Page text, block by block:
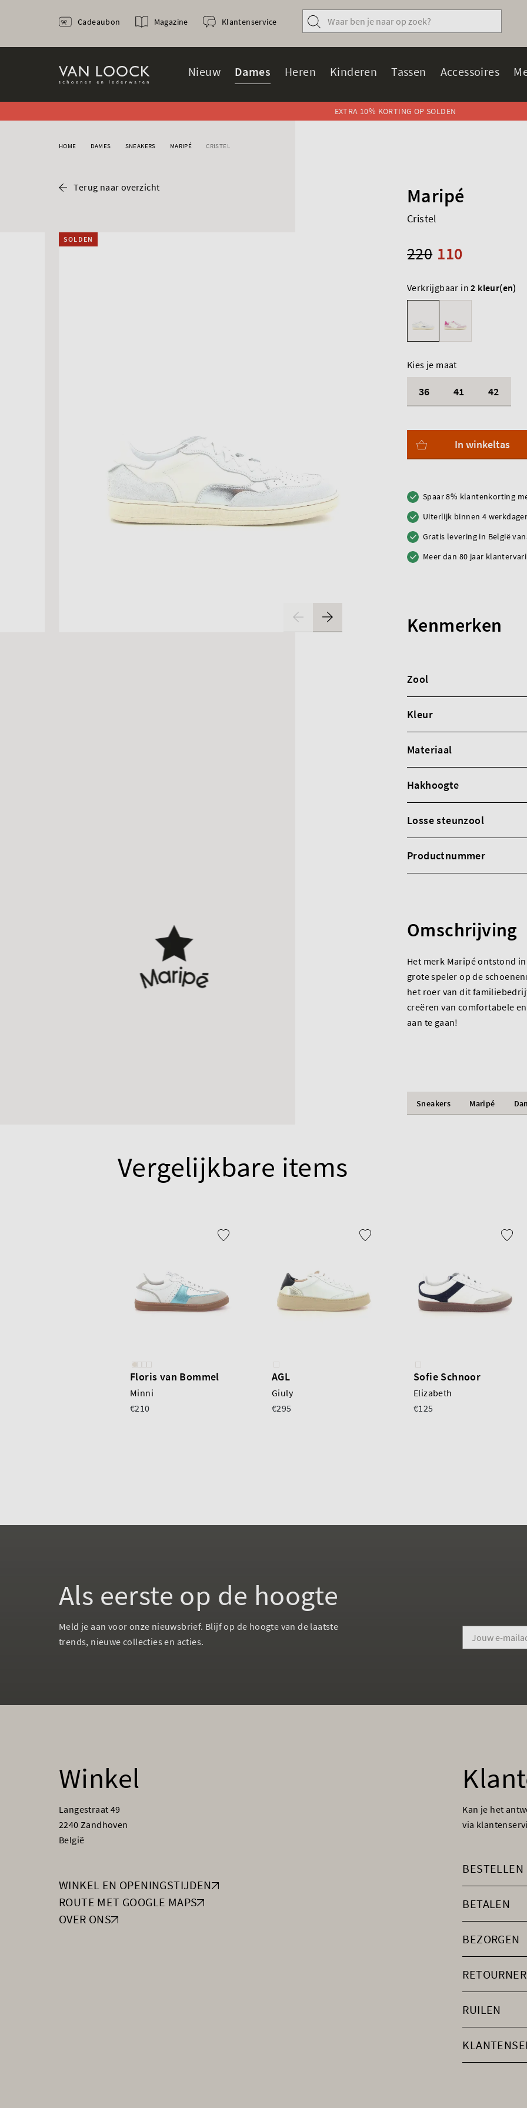
Nieuw Dames Heren Kinderen Tassen Accessoires
Cadeaubon Magazine Klantenservice
EXTRA 10% KORTING OP SOLDEN
HOME DAMES SNEAKERS MARIPÉ CRISTEL
Terug naar overzicht
SOLDEN
Maripé
Cristel
110
220
Verkrijgbaar in2 kleur(en)
Kies je maat
36 41 42
In winkeltas
Spaar 8% klantenkorting
Uiterlijk binnen 4
Gratis levering in België
Meer dan 80 jaar
Kenmerken
Zool
Kleur
Materiaal
Hakhoogte
Losse steunzool
Productnummer
Omschrijving
Het merk Maripé ontstond
grote speler op de
het roer van dit
creëren van comfortabele
aan te gaan!
Sneakers Maripé
Vergelijkbare items
Floris van Bommel
Minni
€210
AGL
Giuly
€295
Sofie Schnoor
Elizabeth
€125
Als eerste op de hoogte
Meld je aan voor onze nieuwsbrief. Blijf op de hoogte van de laatste
trends, nieuwe collecties en acties.
Winkel
Langestraat 49
2240 Zandhoven
België
WINKEL EN OPENINGSTIJDEN
ROUTE MET GOOGLE MAPS
OVER ONS
Kan je het
via
BESTELLEN
BETALEN
BEZORGEN
RUILEN